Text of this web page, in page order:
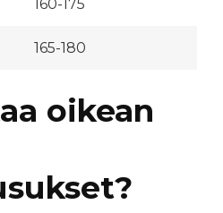
160-175
165-180
oikean